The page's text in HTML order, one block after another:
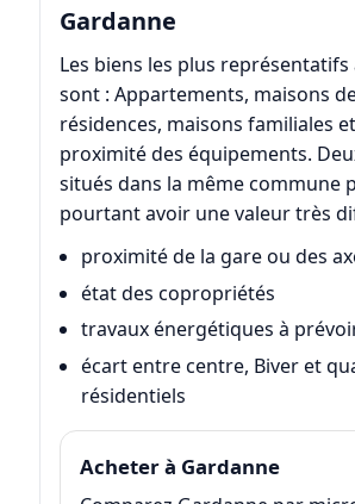
Gardanne
Les biens les plus représentatifs
sont : Appartements, maisons
résidences, maisons familiales
proximité des équipements.
situés dans la même commune
pourtant avoir une valeur très
proximité de la gare ou des
état des copropriétés
travaux énergétiques à
écart entre centre, Biver et
résidentiels
Acheter à Gardanne